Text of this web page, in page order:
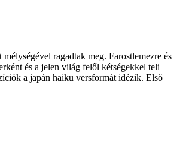
ragadtak meg. Farostlemezre és
és a jelen világ felől kétségekkel teli
a japán haiku versformát idézik. Első